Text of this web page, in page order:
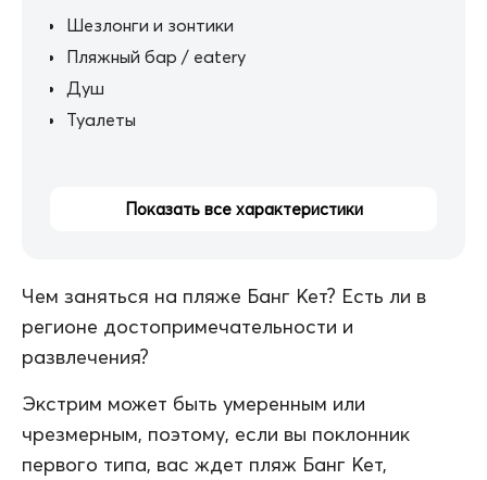
Шезлонги и зонтики
Пляжный бар / eatery
Душ
Туалеты
Показать все характеристики
Чем заняться на пляже Банг Кет? Есть ли в
регионе достопримечательности и
развлечения?
Экстрим может быть умеренным или
чрезмерным, поэтому, если вы поклонник
первого типа, вас ждет пляж Банг Кет,